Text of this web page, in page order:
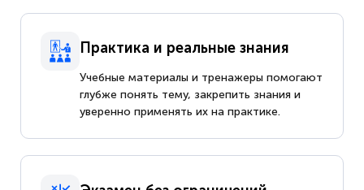
Практика и реальные знания
Учебные материалы и тренажеры помогают
глубже понять тему, закрепить знания и
уверенно применять их на практике.